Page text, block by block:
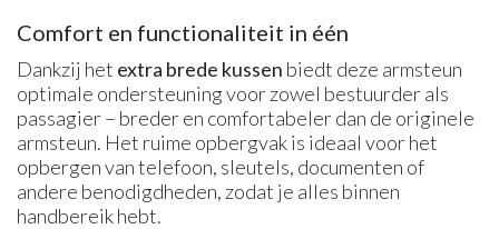
Comfort en functionaliteit in één
Dankzij het extra brede kussen biedt deze armsteun
optimale ondersteuning voor zowel bestuurder als
passagier – breder en comfortabeler dan de originele
armsteun. Het ruime opbergvak is ideaal voor het
opbergen van telefoon, sleutels, documenten of
andere benodigdheden, zodat je alles binnen
handbereik hebt.